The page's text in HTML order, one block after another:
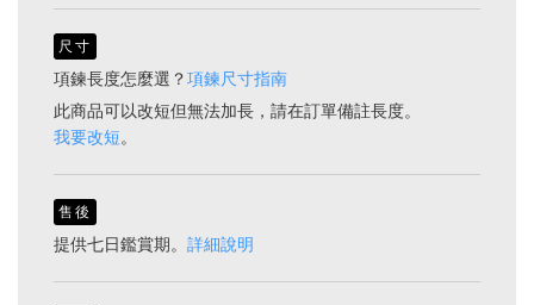
尺寸
項鍊長度怎麼選？項鍊尺寸指南
此商品可以改短但無法加長，請在訂單備註長度。
我要改短。
售後
提供七日鑑賞期。 詳細說明